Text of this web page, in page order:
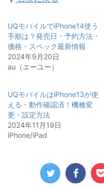
UQモバイルでiPhone14使う
手順は？発売日・予約方法・
価格・スペック最新情報
2024年9月20日
au（エーユー）
UQモバイルはiPhone13が使
える・動作確認済！機種変
更・設定方法
2024年11月19日
iPhone/iPad